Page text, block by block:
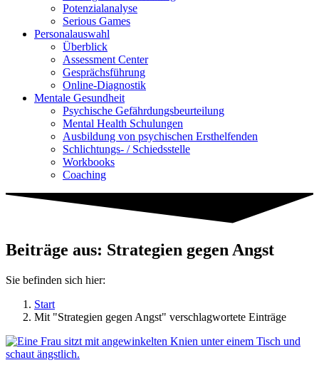
Potenzialanalyse
Serious Games
Personalauswahl
Überblick
Assessment Center
Gesprächsführung
Online-Diagnostik
Mentale Gesundheit
Psychische Gefährdungs­beurteilung
Mental Health Schulungen
Ausbildung von psychischen Ersthelfenden
Schlichtungs- / Schiedsstelle
Workbooks
Coaching
Beiträge aus: Strategien gegen Angst
Sie befinden sich hier:
Start
Mit "Strategien gegen Angst" verschlagwortete Einträge